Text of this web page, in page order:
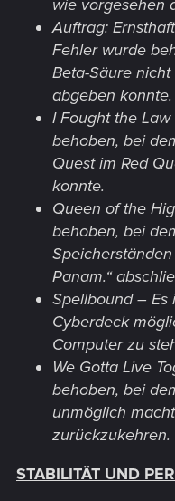
wie vorgesehen
Auftrag:
Fehler wurde
Beta-Säure
abgeben konnte.
I Fought the
behoben, bei
Quest im Red
konnte.
Queen of the
behoben, bei
Panam.“
Spellbound – Es
Cyberdeck
Computer zu
We Gotta Live
behoben, bei
unmöglich
zurückzukehren.
STABILITÄT UND